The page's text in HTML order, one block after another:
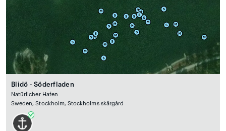
Blidö - Söderfladen
Natürlicher Hafen
Sweden, Stockholm, Stockholms skärgård